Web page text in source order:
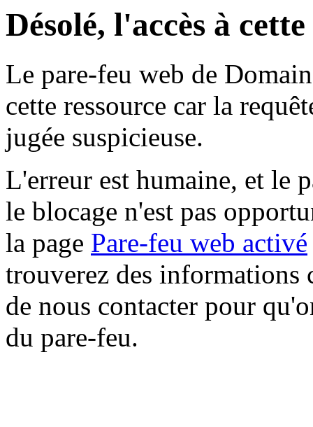
Désolé, l'accès à
Le pare-feu web de
cette ressource car la
jugée suspicieuse.
L'erreur est humaine, et le
le blocage n'est pas
la page Pare-feu web activé
trouverez des informations
de nous contacter pour
du pare-feu.